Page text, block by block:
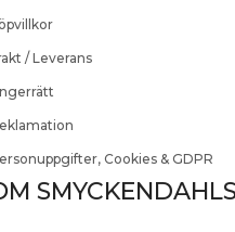
/ Leverans
Cookies & GDPR